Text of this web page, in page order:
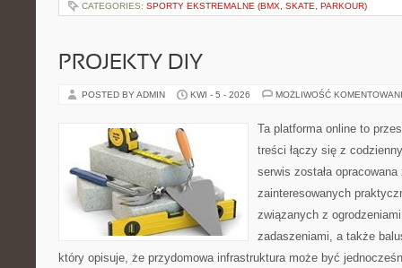
CATEGORIES: SPORTY EKSTREMALNE (BMX, SKATE, PARKOUR)
PROJEKTY DIY
POSTED BY ADMIN KWI - 5 - 2026 MOŻLIWOŚĆ
Ta platforma online to
treści łączy się z
serwis została
zainteresowanych
związanych z
zadaszeniami, a także
który opisuje, że przydomowa infrastruktura może być